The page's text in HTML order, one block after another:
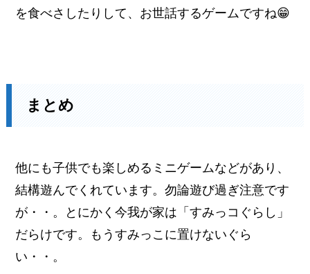
を食べさしたりして、お世話するゲームですね😁
まとめ
他にも子供でも楽しめるミニゲームなどがあり、
結構遊んでくれています。勿論遊び過ぎ注意です
が・・。とにかく今我が家は「すみっコぐらし」
だらけです。もうすみっこに置けないぐら
い・・。